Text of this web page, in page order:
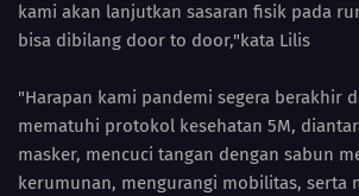
kami akan lanjutkan sasaran fisik pada
bisa dibilang door to door,"kata Lilis
"Harapan kami pandemi segera berakhir
mematuhi protokol kesehatan 5M,
masker, mencuci tangan dengan sabun
kerumunan, mengurangi mobilitas, serta